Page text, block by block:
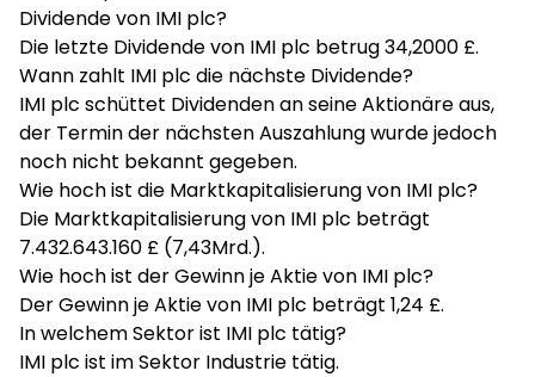
Dividende von IMI plc?
Die letzte Dividende von IMI plc betrug 34,2000 £.
Wann zahlt IMI plc die nächste Dividende?
IMI plc schüttet Dividenden an seine Aktionäre aus,
der Termin der nächsten Auszahlung wurde jedoch
noch nicht bekannt gegeben.
Wie hoch ist die Marktkapitalisierung von IMI plc?
Die Marktkapitalisierung von IMI plc beträgt
7.432.643.160 £ (7,43Mrd.).
Wie hoch ist der Gewinn je Aktie von IMI plc?
Der Gewinn je Aktie von IMI plc beträgt 1,24 £.
In welchem Sektor ist IMI plc tätig?
IMI plc ist im Sektor Industrie tätig.